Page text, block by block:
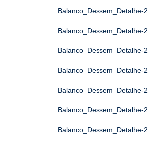
Balanco_Dessem_Detalhe-
Balanco_Dessem_Detalhe-
Balanco_Dessem_Detalhe-
Balanco_Dessem_Detalhe-
Balanco_Dessem_Detalhe-
Balanco_Dessem_Detalhe-
Balanco_Dessem_Detalhe-